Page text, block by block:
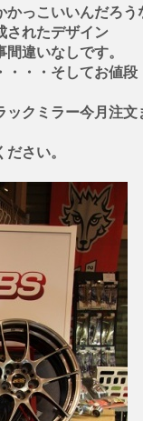
かっこいいんだろ
されたデザイン
違いなしです。
・・・そしてお値段
クミラー今月注文
さい。